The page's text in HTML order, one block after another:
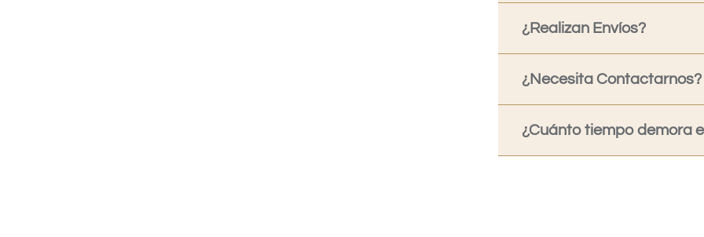
¿Realizan Envíos?
¿Necesita Contactarnos?
¿Cuánto tiempo demora